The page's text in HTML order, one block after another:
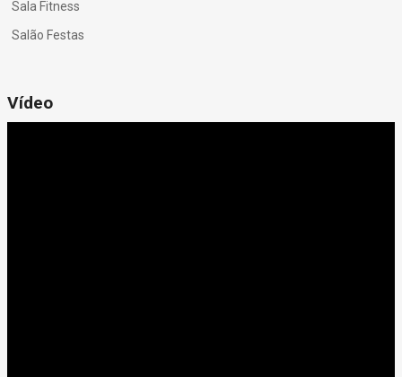
Sala Fitness
Salão Festas
Vídeo